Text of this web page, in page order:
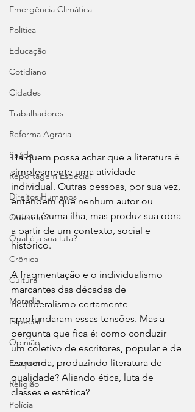
Emergência Climática
Política
Educação
Cotidiano
Cidades
Trabalhadores
Reforma Agrária
Saúde
Reportagem Especial
Direitos Humanos
Quem foi?
Qual é a sua luta?
Crônica
Cultura
Moradia
Especial
Opinião
Economia
Religião
Polícia
Há quem possa achar que a literatura é
simplesmente uma atividade
individual. Outras pessoas, por sua vez,
entendem que nenhum autor ou
autora é uma ilha, mas produz sua obra
a partir de um contexto, social e
histórico.
A fragmentação e o individualismo
marcantes das décadas de
neoliberalismo certamente
aprofundaram essas tensões. Mas a
pergunta que fica é: como conduzir
um coletivo de escritores, popular e de
esquerda, produzindo literatura de
qualidade? Aliando ética, luta de
classes e estética?